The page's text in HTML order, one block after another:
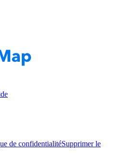
de confidentialitéSupprimer le